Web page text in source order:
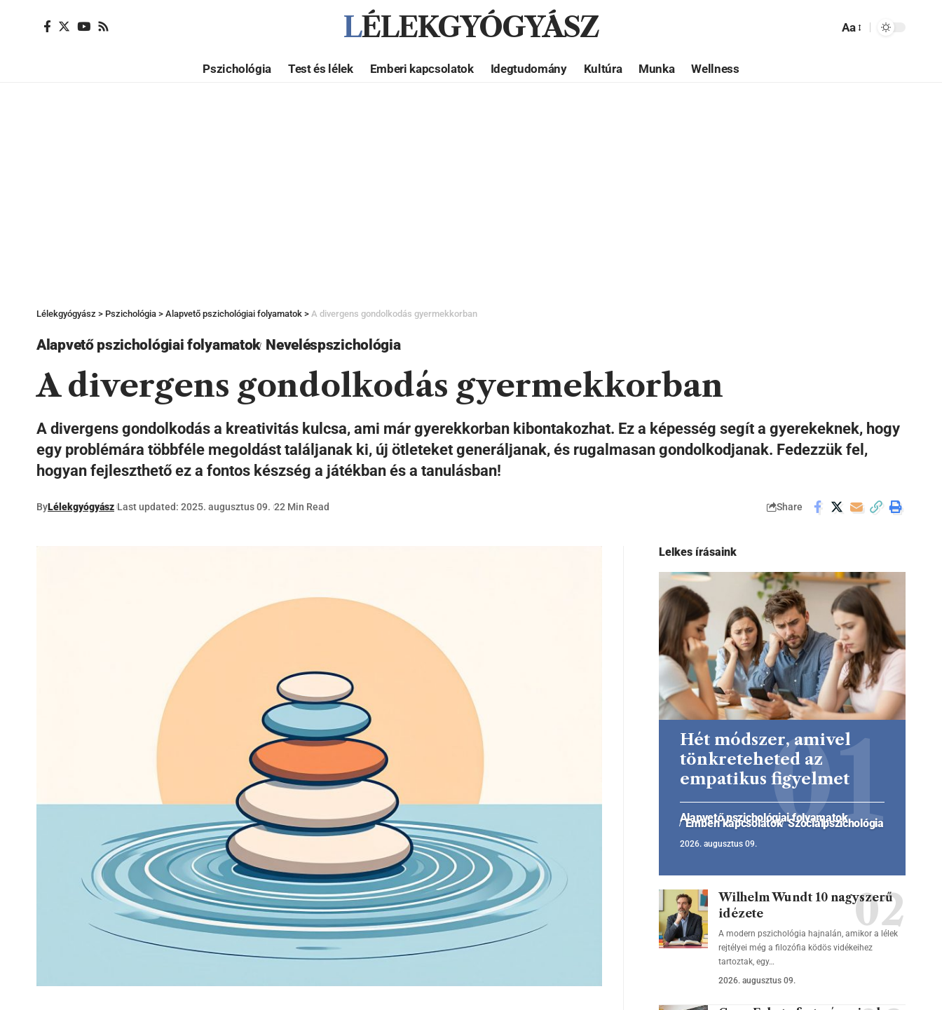
LÉLEKGYÓGYÁSZ Aa
Pszichológia Test és lélek Emberi kapcsolatok Idegtudomány Kultúra Munka Wellness
Lélekgyógyász > Pszichológia > Alapvető pszichológiai folyamatok > A divergens gondolkodás gyermekkorban
Alapvető pszichológiai folyamatok Neveléspszichológia
A divergens gondolkodás gyermekkorban
A divergens gondolkodás a kreativitás kulcsa, ami már gyerekkorban kibontakozhat. Ez a képesség segít a gyerekeknek, hogy
egy problémára többféle megoldást találjanak ki, új ötleteket generáljanak, és rugalmasan gondolkodjanak. Fedezzük fel,
hogyan fejleszthető ez a fontos készség a játékban és a tanulásban!
ByLélekgyógyász Last updated: 2025. augusztus 09. 22 Min Read Share
Lelkes írásaink
Hét módszer, amivel
tönkreteheted az
empatikus figyelmet
Alapvető pszichológiai folyamatok
Emberi kapcsolatok Szociálpszichológia
2026. augusztus 09.
Wilhelm Wundt 10 nagyszerű
idézete
A modern pszichológia hajnalán, amikor a lélek
rejtélyei még a filozófia ködös vidékeihez
tartoztak, egy…
2026. augusztus 09.